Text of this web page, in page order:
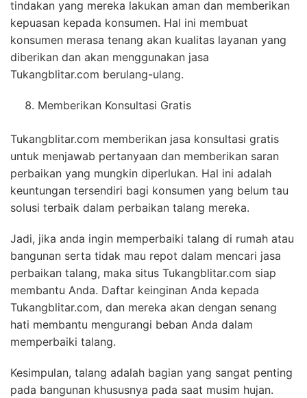
tindakan yang mereka lakukan aman dan memberikan
kepuasan kepada konsumen. Hal ini membuat
konsumen merasa tenang akan kualitas layanan yang
diberikan dan akan menggunakan jasa
Tukangblitar.com berulang-ulang.
Memberikan Konsultasi Gratis
Tukangblitar.com memberikan jasa konsultasi gratis
untuk menjawab pertanyaan dan memberikan saran
perbaikan yang mungkin diperlukan. Hal ini adalah
keuntungan tersendiri bagi konsumen yang belum tau
solusi terbaik dalam perbaikan talang mereka.
Jadi, jika anda ingin memperbaiki talang di rumah atau
bangunan serta tidak mau repot dalam mencari jasa
perbaikan talang, maka situs Tukangblitar.com siap
membantu Anda. Daftar keinginan Anda kepada
Tukangblitar.com, dan mereka akan dengan senang
hati membantu mengurangi beban Anda dalam
memperbaiki talang.
Kesimpulan, talang adalah bagian yang sangat penting
pada bangunan khususnya pada saat musim hujan.